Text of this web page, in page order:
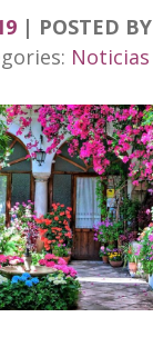
POSTED BY
Noticias